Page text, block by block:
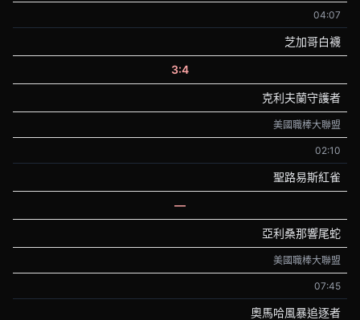
04:07
芝加哥白襪
3:4
克利夫蘭守護者
美國職棒大聯盟
02:10
聖路易斯紅雀
—
亞利桑那響尾蛇
美國職棒大聯盟
07:45
奧馬哈風暴追逐者